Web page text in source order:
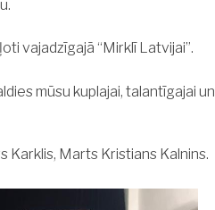
vajadzīgajā “Mirklī Latvijai”.
mūsu kuplajai, talantīgajai un
Karklis, Marts Kristians Kalnins.